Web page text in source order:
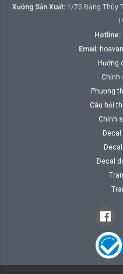
Xưởng Sản Xuất: 1/7S Đặng Thùy
Hotline:
Email:
Hướng
Chính
Phương
Câu hỏi
Chính
Decal
Decal